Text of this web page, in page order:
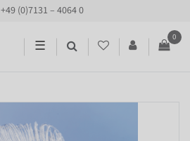
+49 (0)7131 – 4064 0
☰
0